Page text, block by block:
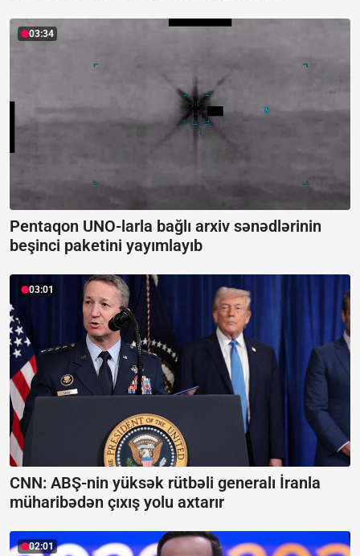
03:34
Pentaqon UNO-larla bağlı arxiv sənədlərinin
beşinci paketini yayımlayıb
03:01
CNN: ABŞ-nin yüksək rütbəli generalı İranla
müharibədən çıxış yolu axtarır
02:01